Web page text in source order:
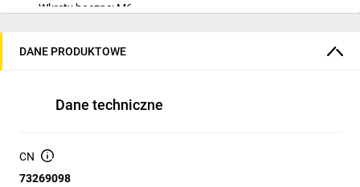
Wkręty boczne: M6
Wymiary:
Śruba:M8 x 80 mm
DANE PRODUKTOWE
Dane techniczne
CN
73269098